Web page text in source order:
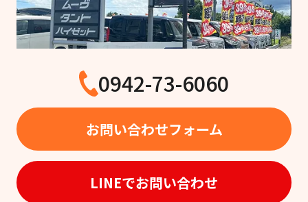
0942-73-6060
お問い合わせフォーム
LINEでお問い合わせ